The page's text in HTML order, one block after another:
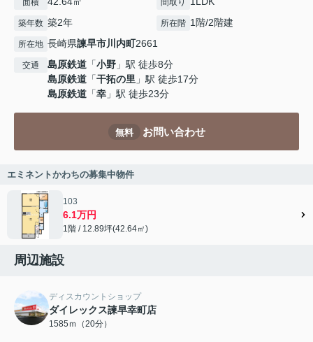
面積 間取り
築年数 築2年 所在階 1階/2階建
所在地 長崎県諫早市川内町2661
交通 島原鉄道 「小野 」駅 徒歩8分
島原鉄道 「干拓の里 」駅 徒歩17分
島原鉄道 「幸 」駅 徒歩23分
無料 お問い合わせ
エミネントかわちの募集中物件
103
6.1万円
1階 / 12.89坪(42.64㎡)
周辺施設
ディスカウントショップ
ダイレックス諫早幸町店
1585ｍ（20分）